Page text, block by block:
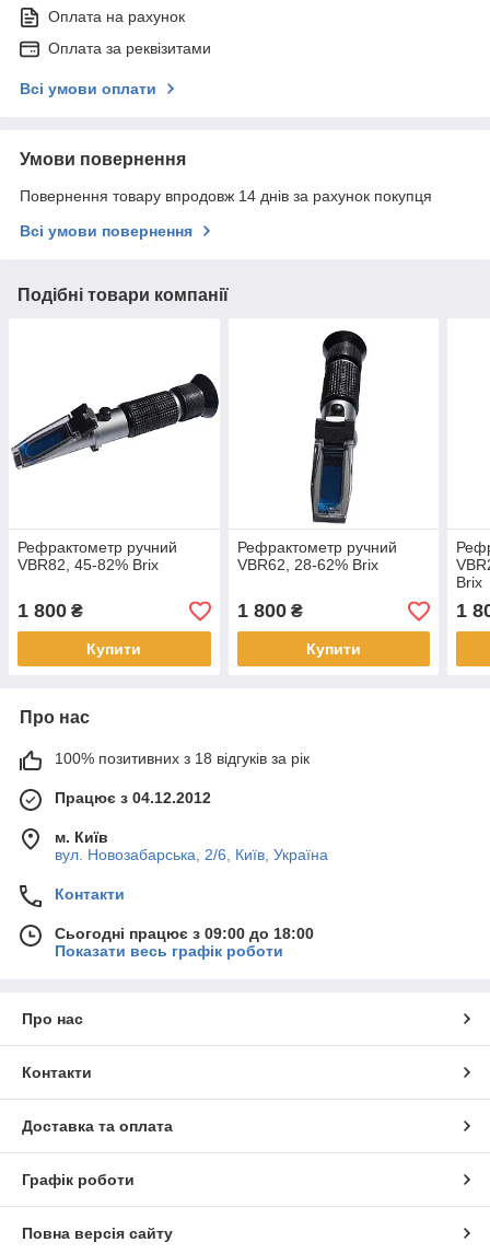
Оплата на рахунок
Оплата за реквізитами
Всі умови оплати
Умови повернення
Повернення товару впродовж 14 днів за рахунок покупця
Всі умови повернення
Подібні товари компанії
Рефрактометр ручний
VBR82, 45-82% Brix
1 800 ₴
Купити
Рефрактометр ручний
VBR62, 28-62% Brix
1 800₴
Купити
Brix
1
Про нас
100% позитивних з 18 відгуків за рік
Працює з 04.12.2012
м. Київ
вул. Новозабарська, 2/6, Київ, Україна
Контакти
Сьогодні працює з 09:00 до 18:00
Показати весь графік роботи
Про нас
Контакти
Доставка та оплата
Графік роботи
Повна версія сайту